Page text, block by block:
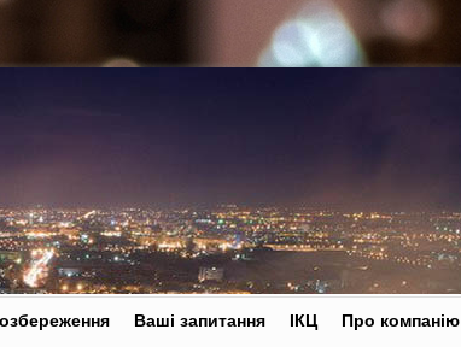
Ваші запитання ІКЦ Про компанію